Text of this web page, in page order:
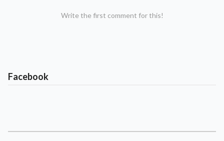
Write the first comment for this!
Facebook